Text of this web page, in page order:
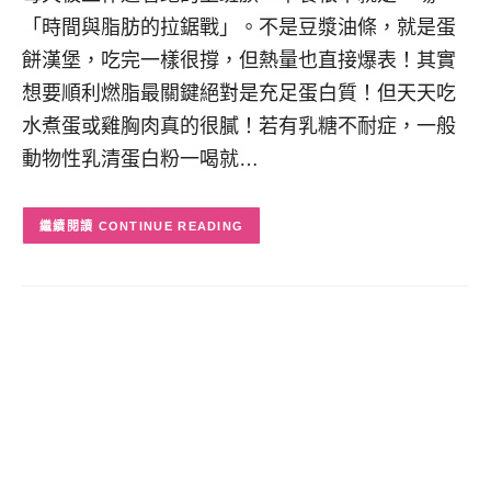
「時間與脂肪的拉鋸戰」。不是豆漿油條，就是蛋
餅漢堡，吃完一樣很撐，但熱量也直接爆表！其實
想要順利燃脂最關鍵絕對是充足蛋白質！但天天吃
水煮蛋或雞胸肉真的很膩！若有乳糖不耐症，一般
動物性乳清蛋白粉一喝就…
CONTINUE READING